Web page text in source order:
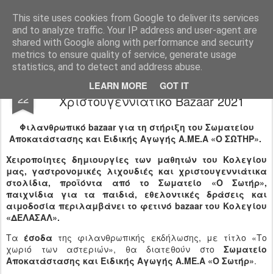
This site uses cookies from Google to deliver its services
and to analyze traffic. Your IP address and user-agent are
shared with Google along with performance and security
metrics to ensure quality of service, generate usage
statistics, and to detect and address abuse.
LEARN MORE GOT IT
Ιδιωτικό Δημοτικό Σχολείο "Ι.Μ.ΔΕΛΑΣΑΛ"
22
«Το χωριό των αστεριών» -
Χριστουγεννιάτικο Bazaar 2021
Φιλανθρωπικό bazaar για τη στήριξη του Σωματείου
Αποκατάστασης και Ειδικής Αγωγής Α.ΜΕ.Α «Ο ΣΩΤΗΡ».
Χειροποίητες δημιουργίες των μαθητών του Κολεγίου
μας, γαστρονομικές λιχουδιές και χριστουγεννιάτικα
στολίδια, προϊόντα από το Σωματείο «Ο Σωτήρ»,
παιχνίδια για τα παιδιά, εθελοντικές δράσεις και
αιμοδοσία περιλαμβάνει το φετινό bazaar του Κολεγίου
«ΔΕΛΑΣΑΛ».
Τα έσοδα της φιλανθρωπικής εκδήλωσης, με τίτλο «Το
χωριό των αστεριών», θα διατεθούν στο Σωματείο
Αποκατάστασης και Ειδικής Αγωγής Α.ΜΕ.Α «Ο Σωτήρ».